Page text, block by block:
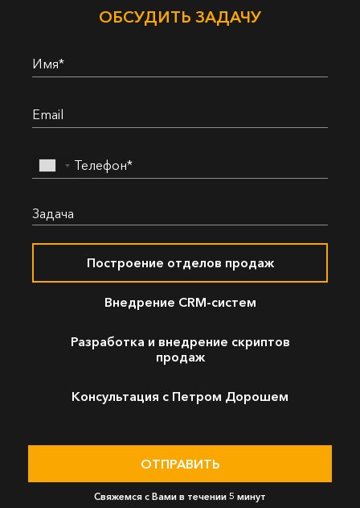
ОБСУДИТЬ ЗАДАЧУ
Построение отделов продаж
Внедрение СRМ-систем
Разработка и внедрение скриптов
продаж
Консультация с Петром Дорошем
Свяжемся с Вами в течении 5 минут